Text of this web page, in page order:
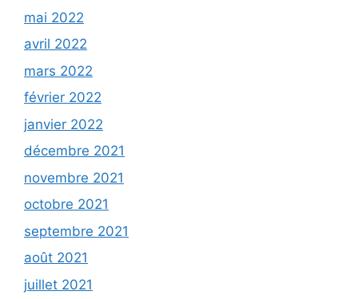
mai 2022
avril 2022
mars 2022
février 2022
janvier 2022
décembre 2021
novembre 2021
octobre 2021
septembre 2021
août 2021
juillet 2021